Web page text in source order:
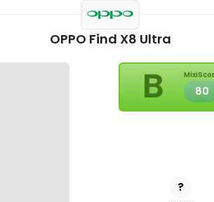
OPPO Find X8 Ultra
B 80
?